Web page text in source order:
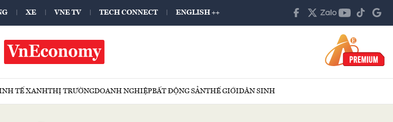
XE VNE TV TECH CONNECT ENGLISH ++
TẾ XANHTHỊ TRƯỜNGDOANH NGHIỆPBẤT ĐỘNG SẢNTHẾ GIỚIDÂN SINH